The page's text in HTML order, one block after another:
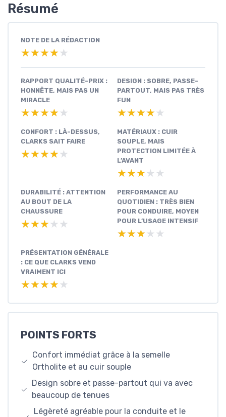
Résumé
NOTE DE LA RÉDACTION
★★★★★
★★★★★
RAPPORT QUALITÉ-PRIX :
HONNÊTE, MAIS PAS UN
MIRACLE
★★★★★
★★★★★
DESIGN : SOBRE, PASSE-
PARTOUT, MAIS PAS TRÈS
FUN
★★★★★
★★★★★
CONFORT : LÀ-DESSUS,
CLARKS SAIT FAIRE
★★★★★
★★★★★
MATÉRIAUX : CUIR
SOUPLE, MAIS
PROTECTION LIMITÉE À
L’AVANT
★★★★★
★★★★★
DURABILITÉ : ATTENTION
AU BOUT DE LA
CHAUSSURE
★★★★★
★★★★★
PERFORMANCE AU
QUOTIDIEN : TRÈS BIEN
POUR CONDUIRE, MOYEN
POUR L’USAGE INTENSIF
★★★★★
★★★★★
PRÉSENTATION GÉNÉRALE
: CE QUE CLARKS VEND
VRAIMENT ICI
★★★★★
★★★★★
POINTS FORTS
Confort immédiat grâce à la semelle
Ortholite et au cuir souple
Design sobre et passe-partout qui va avec
beaucoup de tenues
Légèreté agréable pour la conduite et le